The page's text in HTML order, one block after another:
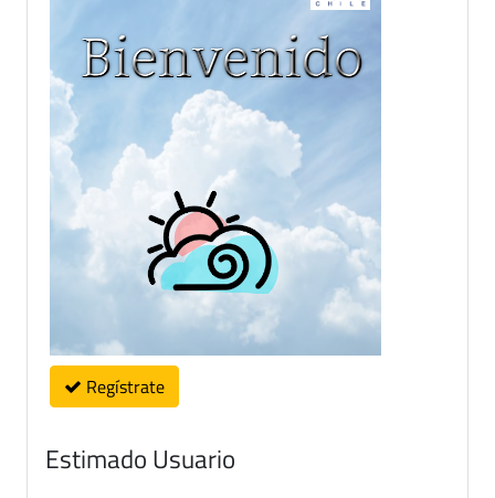
Regístrate
Estimado Usuario